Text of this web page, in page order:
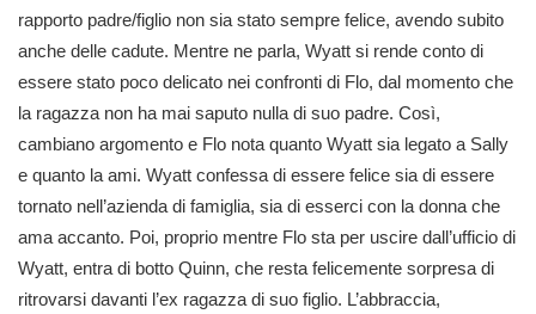
rapporto padre/figlio non sia stato sempre felice, avendo subito
anche delle cadute. Mentre ne parla, Wyatt si rende conto di
essere stato poco delicato nei confronti di Flo, dal momento che
la ragazza non ha mai saputo nulla di suo padre. Così,
cambiano argomento e Flo nota quanto Wyatt sia legato a Sally
e quanto la ami. Wyatt confessa di essere felice sia di essere
tornato nell’azienda di famiglia, sia di esserci con la donna che
ama accanto. Poi, proprio mentre Flo sta per uscire dall’ufficio di
Wyatt, entra di botto Quinn, che resta felicemente sorpresa di
ritrovarsi davanti l’ex ragazza di suo figlio. L’abbraccia,